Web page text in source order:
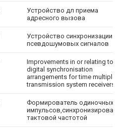
Устройство дл приема
адресного вызова
Устройство синхронизации
псевдошумовых сигналов
Improvements in or relating to
digital synchronisation
arrangements for time multiplex
transmission system receivers
Формирователь одиночных
тактовой частотой